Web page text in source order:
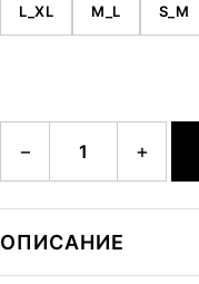
L_XL M_L S_M
− +
ОПИСАНИЕ